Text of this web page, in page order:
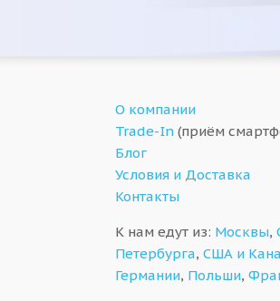
О компании
Trade-In (приём
Блог
Условия и Доставка
Контакты
К нам едут из: Москвы,
Петербурга, США и
Германии, Польши,